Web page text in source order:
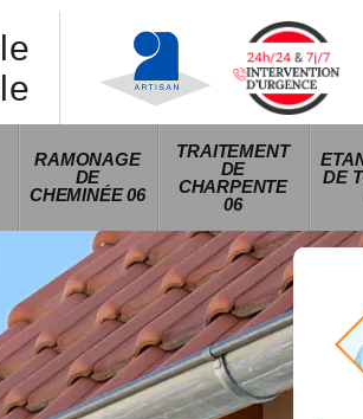
RAMONAGE
DE
CHEMINÉE 06
TRAITEMENT
DE
CHARPENTE
06
DE